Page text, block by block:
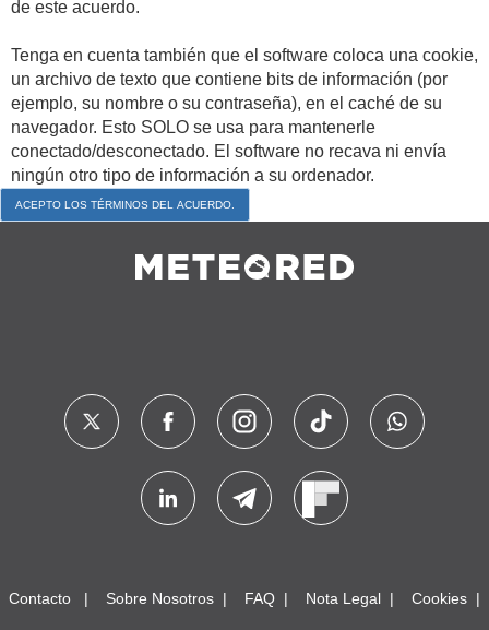
de este acuerdo.
Tenga en cuenta también que el software coloca una cookie,
un archivo de texto que contiene bits de información (por
ejemplo, su nombre o su contraseña), en el caché de su
navegador. Esto SOLO se usa para mantenerle
conectado/desconectado. El software no recava ni envía
ningún otro tipo de información a su ordenador.
Contacto Sobre Nosotros FAQ Nota Legal Cookies